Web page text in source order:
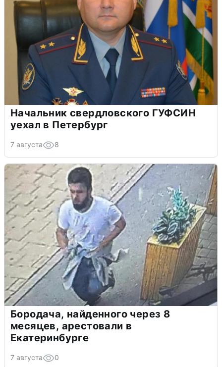
Начальник свердловского ГУФСИН
уехал в Петербург
7 августа 8
Бородача, найденного через 8
месяцев, арестовали в
Екатеринбурге
7 августа 0